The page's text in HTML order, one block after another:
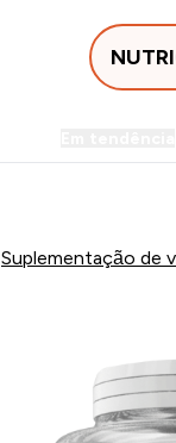
Suplementação de